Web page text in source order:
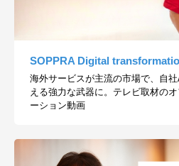
SOPPRA Digital
海外サービスが主流の市場で、自
える強力な武器に。テレビ取材の
ーション動画